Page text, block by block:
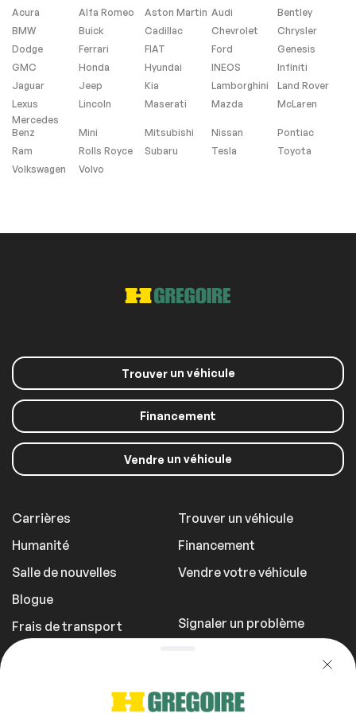
Extra
Contrôle de
Stabilité
Extérieurs autres
Marche-pied
Toit Targa Toit dur convertible
Intérieur autre
Télécommande
Acura Alfa Romeo Aston Martin Audi
Bentley
BMW
Buick Cadillac Chevrolet
Chrysler
Dodge
Ferrari FIAT Ford
Genesis
GMC
Honda Hyundai INEOS
Infiniti
Jaguar
Jeep Kia Lamborghini
Land Rover
Lexus
Lincoln Maserati Mazda
McLaren
Mercedes
Benz
Mini Mitsubishi Nissan
Pontiac
Ram
Rolls Royce Subaru Tesla
Toyota
Volkswagen
Volvo
Trouverun véhicule
Financement
Vendre un véhicule
Carrières
Humanité
Salle de nouvelles
Blogue
Frais de transport
Trouver un véhicule
Financement
Vendre votre véhicule
Signaler un problème